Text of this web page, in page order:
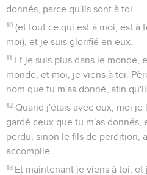
donnés, parce qu'ils sont à toi
10 (et tout ce qui est à moi, est à
moi), et je suis glorifié en eux.
11 Et je suis plus dans le monde,
monde, et moi, je viens à toi.
nom que tu m'as donné, afin
12 Quand j'étais avec eux, moi je
gardé ceux que tu m'as donnés,
perdu, sinon le fils de perdition,
accomplie.
13 Et maintenant je viens à toi, et